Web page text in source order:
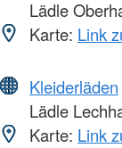
Lädle
Karte: Link
Kleiderläden
Lädle
Karte: Link